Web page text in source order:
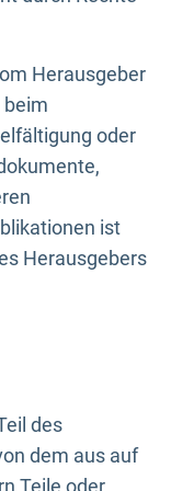
Herausgeber
beim
oder
ist
Herausgebers
des
dem aus auf
Teile oder